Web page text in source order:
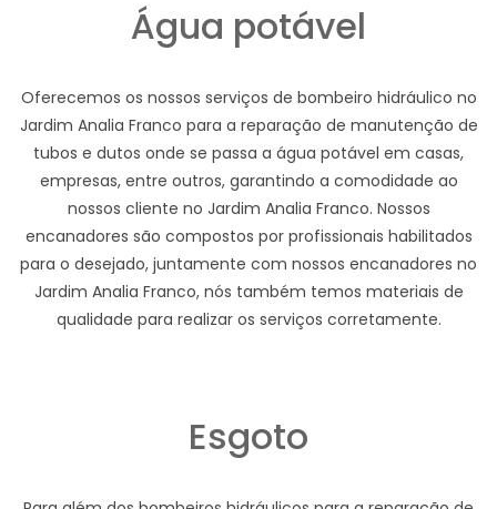
Água potável
Oferecemos os nossos serviços de bombeiro hidráulico no
Jardim Analia Franco para a reparação de manutenção de
tubos e dutos onde se passa a água potável em casas,
empresas, entre outros, garantindo a comodidade ao
nossos cliente no Jardim Analia Franco. Nossos
encanadores são compostos por profissionais habilitados
para o desejado, juntamente com nossos encanadores no
Jardim Analia Franco, nós também temos materiais de
qualidade para realizar os serviços corretamente.
Esgoto